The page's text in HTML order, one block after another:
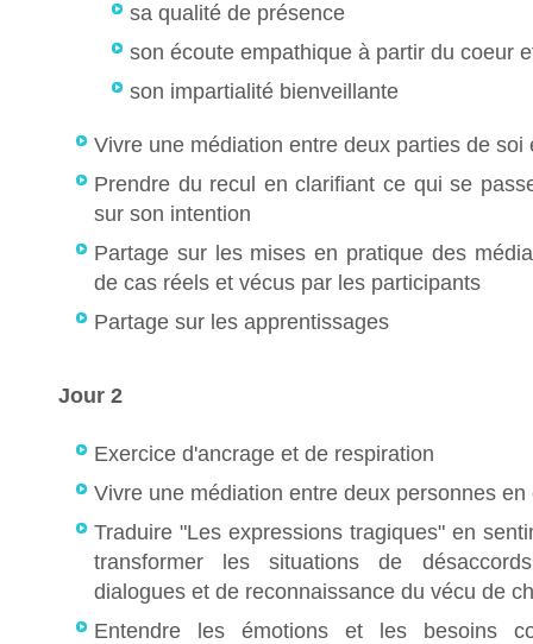
sa qualité de présence
son écoute empathique à partir du coeur
son impartialité bienveillante
Vivre une médiation entre deux parties de soi
Prendre du recul en clarifiant ce qui se
sur son intention
Partage sur les mises en pratique des
de cas réels et vécus par les participants
Partage sur les apprentissages
Jour 2
Exercice d'ancrage et de respiration
Vivre une médiation entre deux personnes en
Traduire "Les expressions tragiques" en
transformer les situations de
dialogues et de reconnaissance du vécu de
Entendre les émotions et les besoins